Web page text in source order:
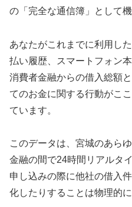
の「完全な通信簿」として機
あなたがこれまでに利用し
払い履歴、スマートフォン
消費者金融からの借入総額
てのお金に関する行動がこ
ています。
このデータは、宮城のあら
金融の間で24時間リアルタ
申し込みの際に他社の借入
化したりすることは物理的に